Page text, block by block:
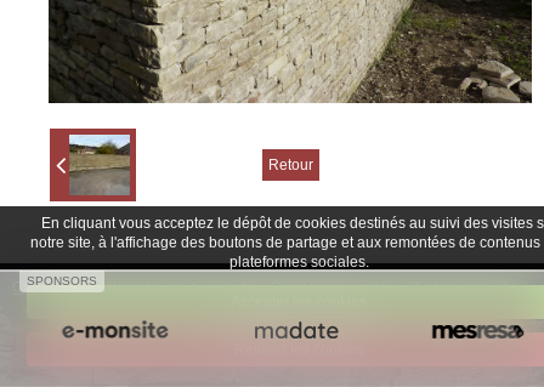
Retour
Créer un site internet avec e-monsite Signaler un contenu illicite sur ce site
SPONSORS
En cliquant vous acceptez le dépôt de cookies destinés au suivi des visites
notre site, à l'affichage des boutons de partage et aux remontées de contenus
plateformes sociales.